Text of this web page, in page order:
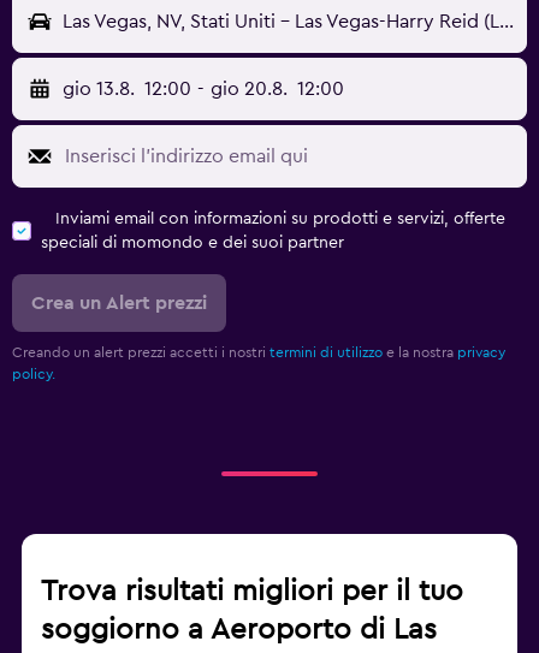
Las Vegas, NV, Stati Uniti - Las Vegas-Harry Reid (LAS)
gio 13.8. 12:00 - gio 20.8. 12:00
Inviami email con informazioni su prodotti e servizi, offerte
speciali di momondo e dei suoi partner
Crea un Alert prezzi
Creando un alert prezzi accetti i nostri termini di utilizzo e la nostra privacy
policy.
Trova risultati migliori per il tuo
soggiorno a Aeroporto di Las